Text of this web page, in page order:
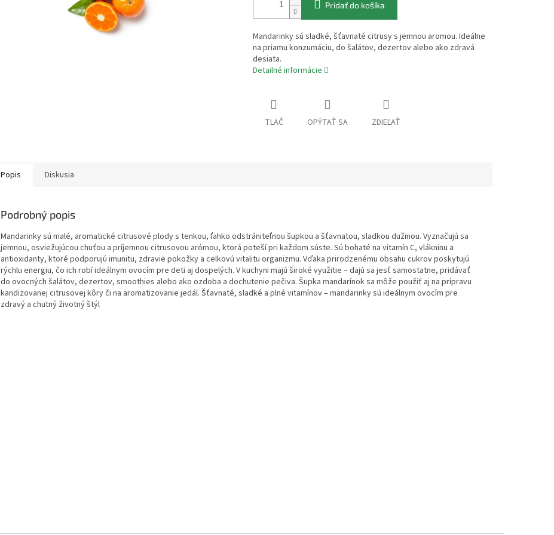
Pridať do košíka
Mandarinky sú sladké, šťavnaté citrusy s jemnou aromou. Ideálne
na priamu konzumáciu, do šalátov, dezertov alebo ako zdravá
desiata.
Detailné informácie
TLAČ OPÝTAŤ SA ZDIEĽAŤ
Popis Diskusia
Podrobný popis
Mandarinky sú malé, aromatické citrusové plody s tenkou, ľahko odstrániteľnou šupkou a šťavnatou, sladkou dužinou. Vyznačujú sa
jemnou, osviežujúcou chuťou a príjemnou citrusovou arómou, ktorá poteší pri každom súste. Sú bohaté na vitamín C, vlákninu a
antioxidanty, ktoré podporujú imunitu, zdravie pokožky a celkovú vitalitu organizmu. Vďaka prirodzenému obsahu cukrov poskytujú
rýchlu energiu, čo ich robí ideálnym ovocím pre deti aj dospelých. V kuchyni majú široké využitie – dajú sa jesť samostatne, pridávať
do ovocných šalátov, dezertov, smoothies alebo ako ozdoba a dochutenie pečiva. Šupka mandarínok sa môže použiť aj na prípravu
kandizovanej citrusovej kôry či na aromatizovanie jedál. Šťavnaté, sladké a plné vitamínov – mandarinky sú ideálnym ovocím pre
zdravý a chutný životný štýl